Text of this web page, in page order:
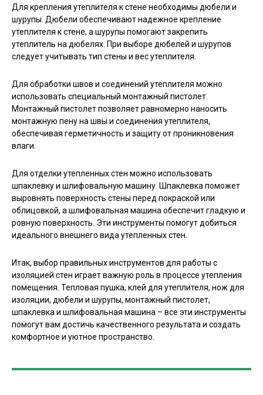
Для крепления утеплителя к стене необходимы дюбели и
шурупы. Дюбели обеспечивают надежное крепление
утеплителя к стене, а шурупы помогают закрепить
утеплитель на дюбелях. При выборе дюбелей и шурупов
следует учитывать тип стены и вес утеплителя.
Для обработки швов и соединений утеплителя можно
использовать специальный монтажный пистолет.
Монтажный пистолет позволяет равномерно наносить
монтажную пену на швы и соединения утеплителя,
обеспечивая герметичность и защиту от проникновения
влаги.
Для отделки утепленных стен можно использовать
шпаклевку и шлифовальную машину. Шпаклевка поможет
выровнять поверхность стены перед покраской или
облицовкой, а шлифовальная машина обеспечит гладкую и
ровную поверхность. Эти инструменты помогут добиться
идеального внешнего вида утепленных стен.
Итак, выбор правильных инструментов для работы с
изоляцией стен играет важную роль в процессе утепления
помещения. Тепловая пушка, клей для утеплителя, нож для
изоляции, дюбели и шурупы, монтажный пистолет,
шпаклевка и шлифовальная машина – все эти инструменты
помогут вам достичь качественного результата и создать
комфортное и уютное пространство.